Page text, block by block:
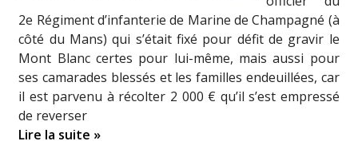
2e Régiment d’infanterie de Marine de Champagné (à
côté du Mans) qui s’était fixé pour défit de gravir le
Mont Blanc certes pour lui-même, mais aussi pour
ses camarades blessés et les familles endeuillées, car
il est parvenu à récolter 2 000 € qu’il s’est empressé
de reverser
Lire la suite »